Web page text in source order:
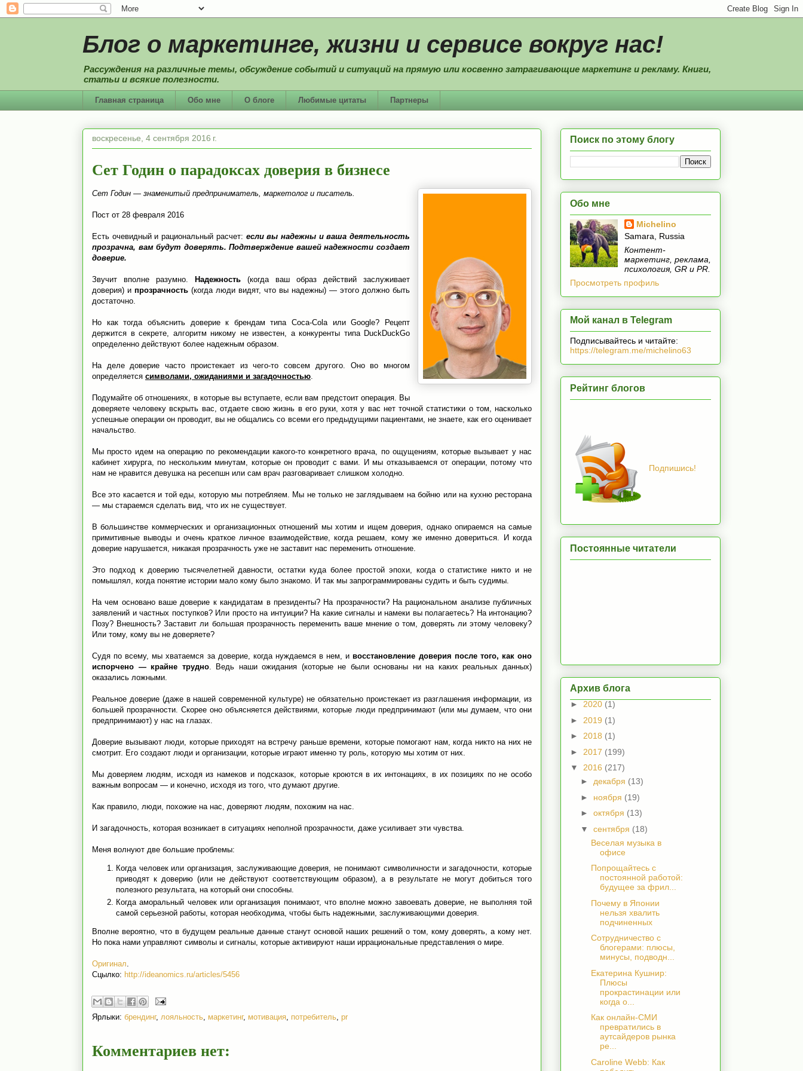
Блог о маркетинге, жизни и сервисе вокруг нас!
Рассуждения на различные темы, обсуждение событий и ситуаций на прямую или косвенно затрагивающие маркетинг и рекламу. Книги,
статьи и всякие полезности.
Главная страница Обо мне О блоге Любимые цитаты Партнеры
воскресенье, 4 сентября 2016 г.
Сет Годин о парадоксах доверия в бизнесе
Сет Годин — знаменитый предприниматель, маркетолог и писатель.
Пост от 28 февраля 2016
Есть очевидный и рациональный расчет: если вы надежны и ваша деятельность
прозрачна, вам будут доверять. Подтверждение вашей надежности создает
доверие.
Звучит вполне разумно. Надежность (когда ваш образ действий заслуживает
доверия) и прозрачность (когда люди видят, что вы надежны) — этого должно быть
достаточно.
Но как тогда объяснить доверие к брендам типа Coca-Cola или Google? Рецепт
держится в секрете, алгоритм никому не известен, а конкуренты типа DuckDuckGo
определенно действуют более надежным образом.
На деле доверие часто проистекает из чего-то совсем другого. Оно во многом
определяется символами, ожиданиями и загадочностью
Подумайте об отношениях, в которые вы вступаете, если вам предстоит операция. Вы
доверяете человеку вскрыть вас, отдаете свою жизнь в его руки, хотя у вас нет точной статистики о том, насколько
успешные операции он проводит, вы не общались со всеми его предыдущими пациентами, не знаете, как его оценивает
начальство.
Мы просто идем на операцию по рекомендации какого-то конкретного врача, по ощущениям, которые вызывает у нас
кабинет хирурга, по нескольким минутам, которые он проводит с вами. И мы отказываемся от операции, потому что
нам не нравится девушка на ресепшн или сам врач разговаривает слишком холодно.
Все это касается и той еды, которую мы потребляем. Мы не только не заглядываем на бойню или на кухню ресторана
— мы стараемся сделать вид, что их не существует.
В большинстве коммерческих и организационных отношений мы хотим и ищем доверия, однако опираемся на самые
примитивные выводы и очень краткое личное взаимодействие, когда решаем, кому же именно довериться. И когда
доверие нарушается, никакая прозрачность уже не заставит нас переменить отношение.
Это подход к доверию тысячелетней давности, остатки куда более простой эпохи, когда о статистике никто и не
помышлял, когда понятие истории мало кому было знакомо. И так мы запрограммированы судить и быть судимы.
На чем основано ваше доверие к кандидатам в президенты? На прозрачности? На рациональном анализе публичных
заявлений и частных поступков? Или просто на интуиции? На какие сигналы и намеки вы полагаетесь? На интонацию?
Позу? Внешность? Заставит ли большая прозрачность переменить ваше мнение о том, доверять ли этому человеку?
Или тому, кому вы не доверяете?
Судя по всему, мы хватаемся за доверие, когда нуждаемся в нем, ивосстановление доверия после того, как оно
испорчено — крайне трудно. Ведь наши ожидания (которые не были основаны ни на каких реальных данных)
оказались ложными.
Реальное доверие (даже в нашей современной культуре) не обязательно проистекает из разглашения информации, из
большей прозрачности. Скорее оно объясняется действиями, которые люди предпринимают (или мы думаем, что они
предпринимают) у нас на глазах.
Доверие вызывают люди, которые приходят на встречу раньше времени, которые помогают нам, когда никто на них не
смотрит. Его создают люди и организации, которые играют именно ту роль, которую мы хотим от них.
Мы доверяем людям, исходя из намеков и подсказок, которые кроются в их интонациях, в их позициях по не особо
важным вопросам — и конечно, исходя из того, что думают другие.
Как правило, люди, похожие на нас, доверяют людям, похожим на нас.
И загадочность, которая возникает в ситуациях неполной прозрачности, даже усиливает эти чувства.
Меня волнуют две большие проблемы:
Когда человек или организация, заслуживающие доверия, не понимают символичности и загадочности, которые
приводят к доверию (или не действуют соответствующим образом), а в результате не могут добиться того
полезного результата, на который они способны.
Когда аморальный человек или организация понимают, что вполне можно завоевать доверие, не выполняя той
самой серьезной работы, которая необходима, чтобы быть надежными, заслуживающими доверия.
Вполне вероятно, что в будущем реальные данные станут основой наших решений о том, кому доверять, а кому нет.
Но пока нами управляют символы и сигналы, которые активируют наши иррациональные представления о мире.
Оригинал
Сцылко: http://ideanomics.ru/articles/5456
Ярлыки: брендинг, лояльность маркетинг, мотивация потребитель pr
Комментариев нет:
Поиск по этому блогу
Обо мне
Michelino
Samara, Russia
Контент-
маркетинг, реклама,
психология, GR и PR.
Просмотреть профиль
Мой канал в Telegram
Подписывайтесь и читайте:
https://telegram.me/michelino63
Рейтинг блогов
Подпишись!
Постоянные читатели
Архив блога
► 2020 (1)
► 2019 (1)
► 2018 (1)
► 2017 (199)
▼ 2016 (217)
► декабря (13)
► ноября (19)
► октября (13)
▼ сентября (18)
Веселая музыка в
офисе
Попрощайтесь с
постоянной работой:
будущее за фрил...
Почему в Японии
нельзя хвалить
подчиненных
Сотрудничество с
блогерами: плюсы,
минусы, подводн...
Екатерина Кушнир:
Плюсы
прокрастинации или
когда о...
Как онлайн-СМИ
превратились в
аутсайдеров рынка
ре...
Caroline Webb: Как